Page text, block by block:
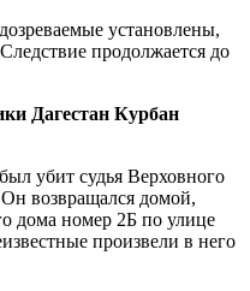
установлены,
продолжается до
Дагестан Курбан
убит судья Верховного
возвращался домой,
дома номер 2Б по улице
произвели в него